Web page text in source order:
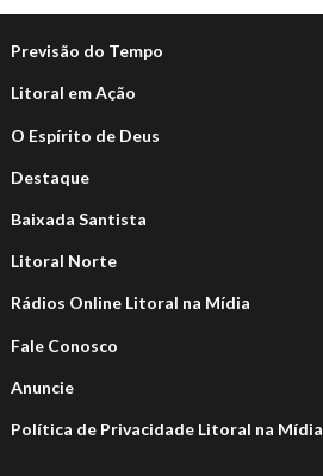
Previsão do Tempo
Litoral em Ação
O Espírito de Deus
Destaque
Baixada Santista
Litoral Norte
Rádios Online Litoral na Mídia
Fale Conosco
Anuncie
Política de Privacidade Litoral na Mídia